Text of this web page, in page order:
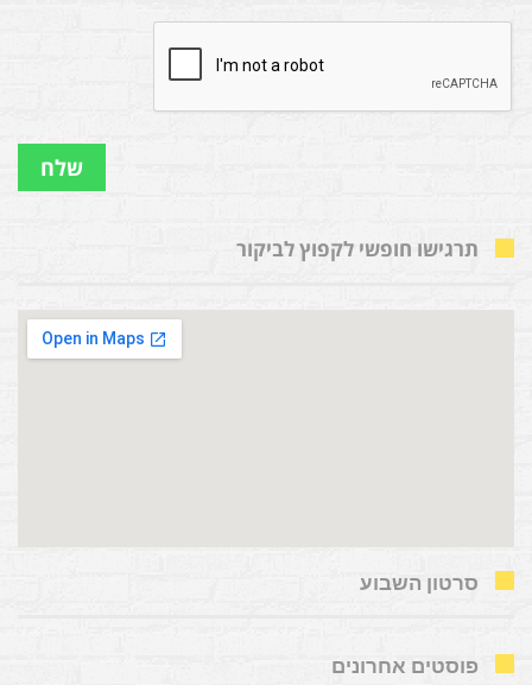
תרגישו חופשי לקפוץ לביקור
סרטון השבוע
פוסטים אחרונים